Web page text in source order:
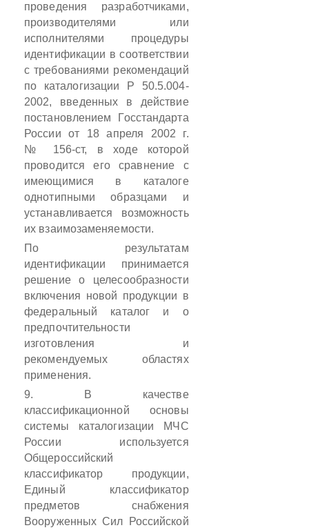
проведения разработчиками,
производителями или
исполнителями процедуры
идентификации в соответствии
с требованиями рекомендаций
по каталогизации
Р 50.5.004-
2002, введенных в действие
постановлением Госстандарта
России от 18 апреля 2002 г.
№ 156-ст, в ходе которой
проводится его сравнение с
имеющимися в каталоге
однотипными образцами и
устанавливается возможность
их взаимозаменяемости.
По результатам
идентификации принимается
решение о целесообразности
включения новой продукции в
федеральный каталог и о
предпочтительности
изготовления и
рекомендуемых областях
применения.
9. В качестве
классификационной основы
системы каталогизации МЧС
России используется
Общероссийский
классификатор продукции,
Единый классификатор
предметов снабжения
Вооруженных Сил Российской